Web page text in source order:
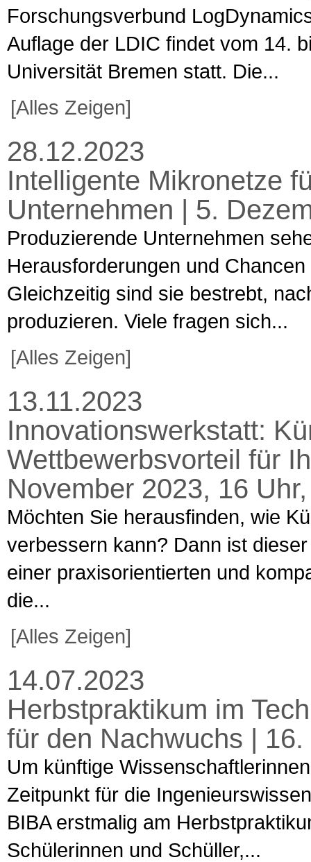
Forschungsverbund
Auflage der LDIC findet vom 14.
Universität Bremen statt. Die...
[Alles Zeigen]
28.12.2023
Intelligente Mikronetze
Unternehmen | 5.
Produzierende Unternehmen
Herausforderungen und
Gleichzeitig sind sie bestrebt,
produzieren. Viele fragen sich...
[Alles Zeigen]
13.11.2023
Innovationswerkstatt:
Wettbewerbsvorteil für
November 2023, 16
Möchten Sie herausfinden, wie
verbessern kann? Dann ist
einer praxisorientierten und
die...
[Alles Zeigen]
14.07.2023
Herbstpraktikum im
für den Nachwuchs |
Um künftige
Zeitpunkt für die
BIBA erstmalig am
Schülerinnen und Schüller,...